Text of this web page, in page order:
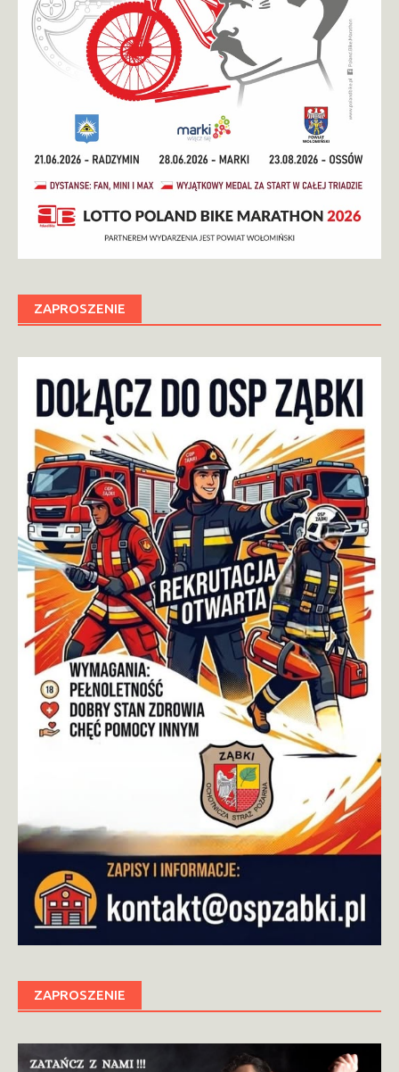
ZAPROSZENIE
ZAPROSZENIE